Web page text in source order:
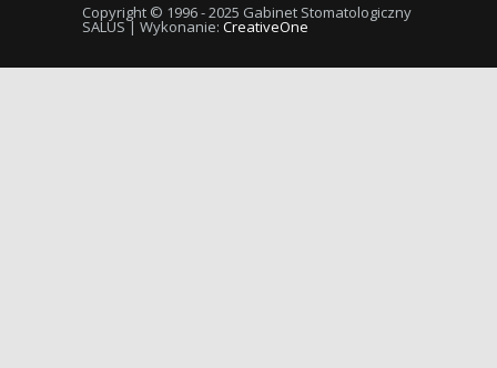
Copyright © 1996 - 2025 Gabinet Stomatologiczny
SALUS | Wykonanie: CreativeOne